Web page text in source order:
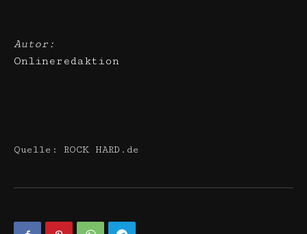
Autor:
Onlineredaktion
Quelle: ROCK HARD.de